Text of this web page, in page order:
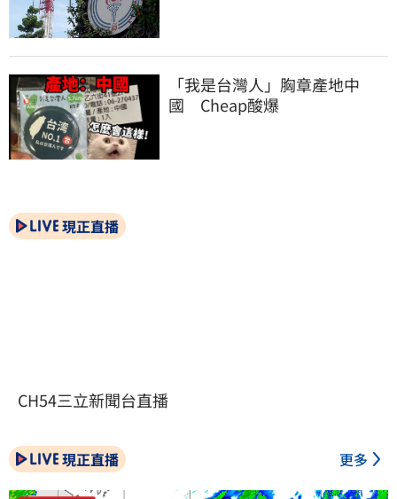
「我是台灣人」胸章產地中
國　Cheap酸爆
現正直播
CH54三立新聞台直播
現正直播 更多